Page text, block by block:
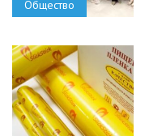
Общество